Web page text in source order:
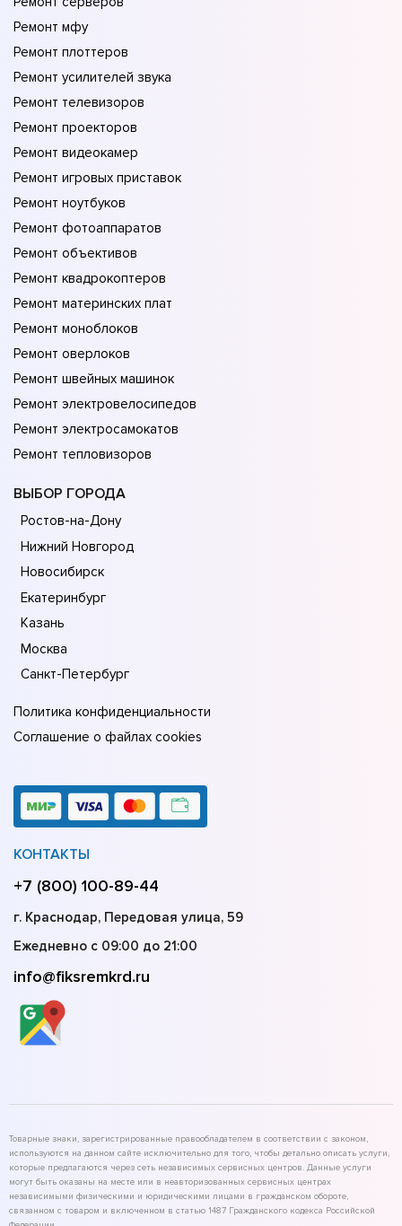
Ремонт мфу
Ремонт плоттеров
Ремонт усилителей звука
Ремонт телевизоров
Ремонт проекторов
Ремонт видеокамер
Ремонт игровых приставок
Ремонт ноутбуков
Ремонт фотоаппаратов
Ремонт объективов
Ремонт квадрокоптеров
Ремонт материнских плат
Ремонт моноблоков
Ремонт оверлоков
Ремонт швейных машинок
Ремонт электровелосипедов
Ремонт электросамокатов
Ремонт тепловизоров
ВЫБОР ГОРОДА
Ростов-на-Дону
Нижний Новгород
Новосибирск
Екатеринбург
Казань
Москва
Санкт-Петербург
Политика конфиденциальности
Соглашение о файлах cookies
КОНТАКТЫ
+7 (800) 100-89-44
г. Краснодар, Передовая улица, 59
Ежедневно с 09:00 до 21:00
info@fiksremkrd.ru
Товарные знаки, зарегистрированные правообладателем в соответствии с законом,
используются на данном сайте исключительно для того, чтобы детально описать услуги,
которые предлагаются через сеть независимых сервисных центров. Данные услуги
могут быть оказаны на месте или в неавторизованных сервисных центрах
независимыми физическими и юридическими лицами в гражданском обороте,
связанном с товаром и включенном в статью 1487 Гражданского кодекса Российской